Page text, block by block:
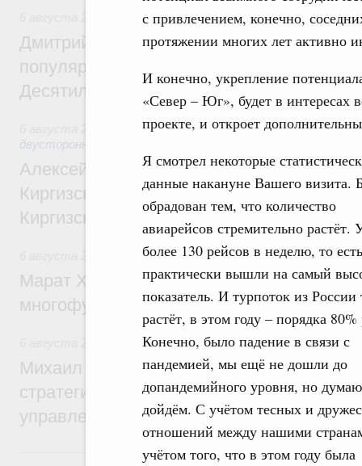
с привлечением, конечно,
протяжении многих лет активно
И конечно, укрепление
«Север – Юг», будет в интересах
проекте, и откроет
Я смотрел некоторые
данные накануне Вашего визита.
обрадован тем, что количество
авиарейсов стремительно растёт.
более 130 рейсов в неделю, то
практически вышли на самый
показатель. И турпоток из России
растёт, в этом году – порядка 80%
Конечно, было падение в связи с
пандемией, мы ещё не дошли до
допандемийного уровня, но
дойдём. С учётом тесных и
отношений между нашими
учётом того, что в этом году была
Внутренний и въездной туризм
Дмитрий Чернышенко: Порядка 110
популярного туризма в 35 регионах
Десятилетия науки и технологий
Экономические и гуманитарные
двусторонней основе
Алексей Оверчук принял участие в
Киргизского экономического форума и
Киргизской межрегиональной
Дорожное хозяйство
Марат Хуснуллин: На двух скоростных
многофункциональные зоны дорожного
Технологическое развитие. Инновации
Михаил Мишустин дал поручения по
стратегической сессии о
управления научно-технологическим
5 августа, среда